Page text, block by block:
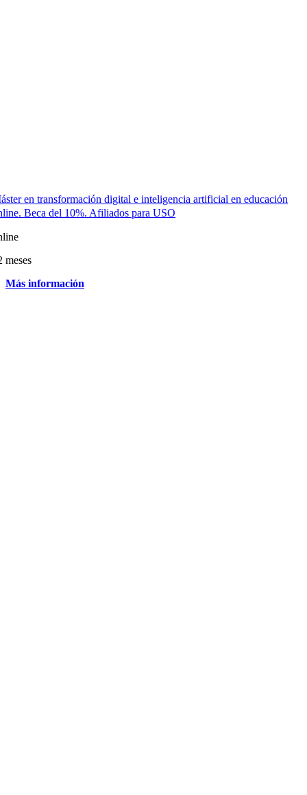
en transformación digital e inteligencia artificial en educación
Beca del 10%. Afiliados para USO
meses
Más información